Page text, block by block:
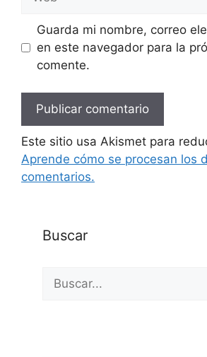
Guarda mi nombre, correo
en este navegador para la
comente.
Este sitio usa Akismet para
Aprende cómo se procesan los
comentarios.
Buscar
Buscar: